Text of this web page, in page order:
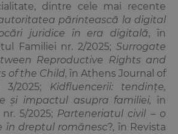
dintre cele mai recente
părintească la digital
juridice în era digitală, în
Familiei nr. 2/2025; Surrogate
Reproductive Rights and
of the Child, în Athens Journal of
3/2025; Kidfluencerii: tendințe,
și impactul asupra familiei, în
5/2025; Parteneriatul civil – o
în dreptul românesc?, în Revista